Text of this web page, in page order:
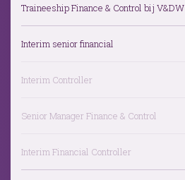
Traineeship Finance & Control bij V&DW
Interim senior financial
Interim Controller
Senior Manager Finance & Control
Interim Financial Controller